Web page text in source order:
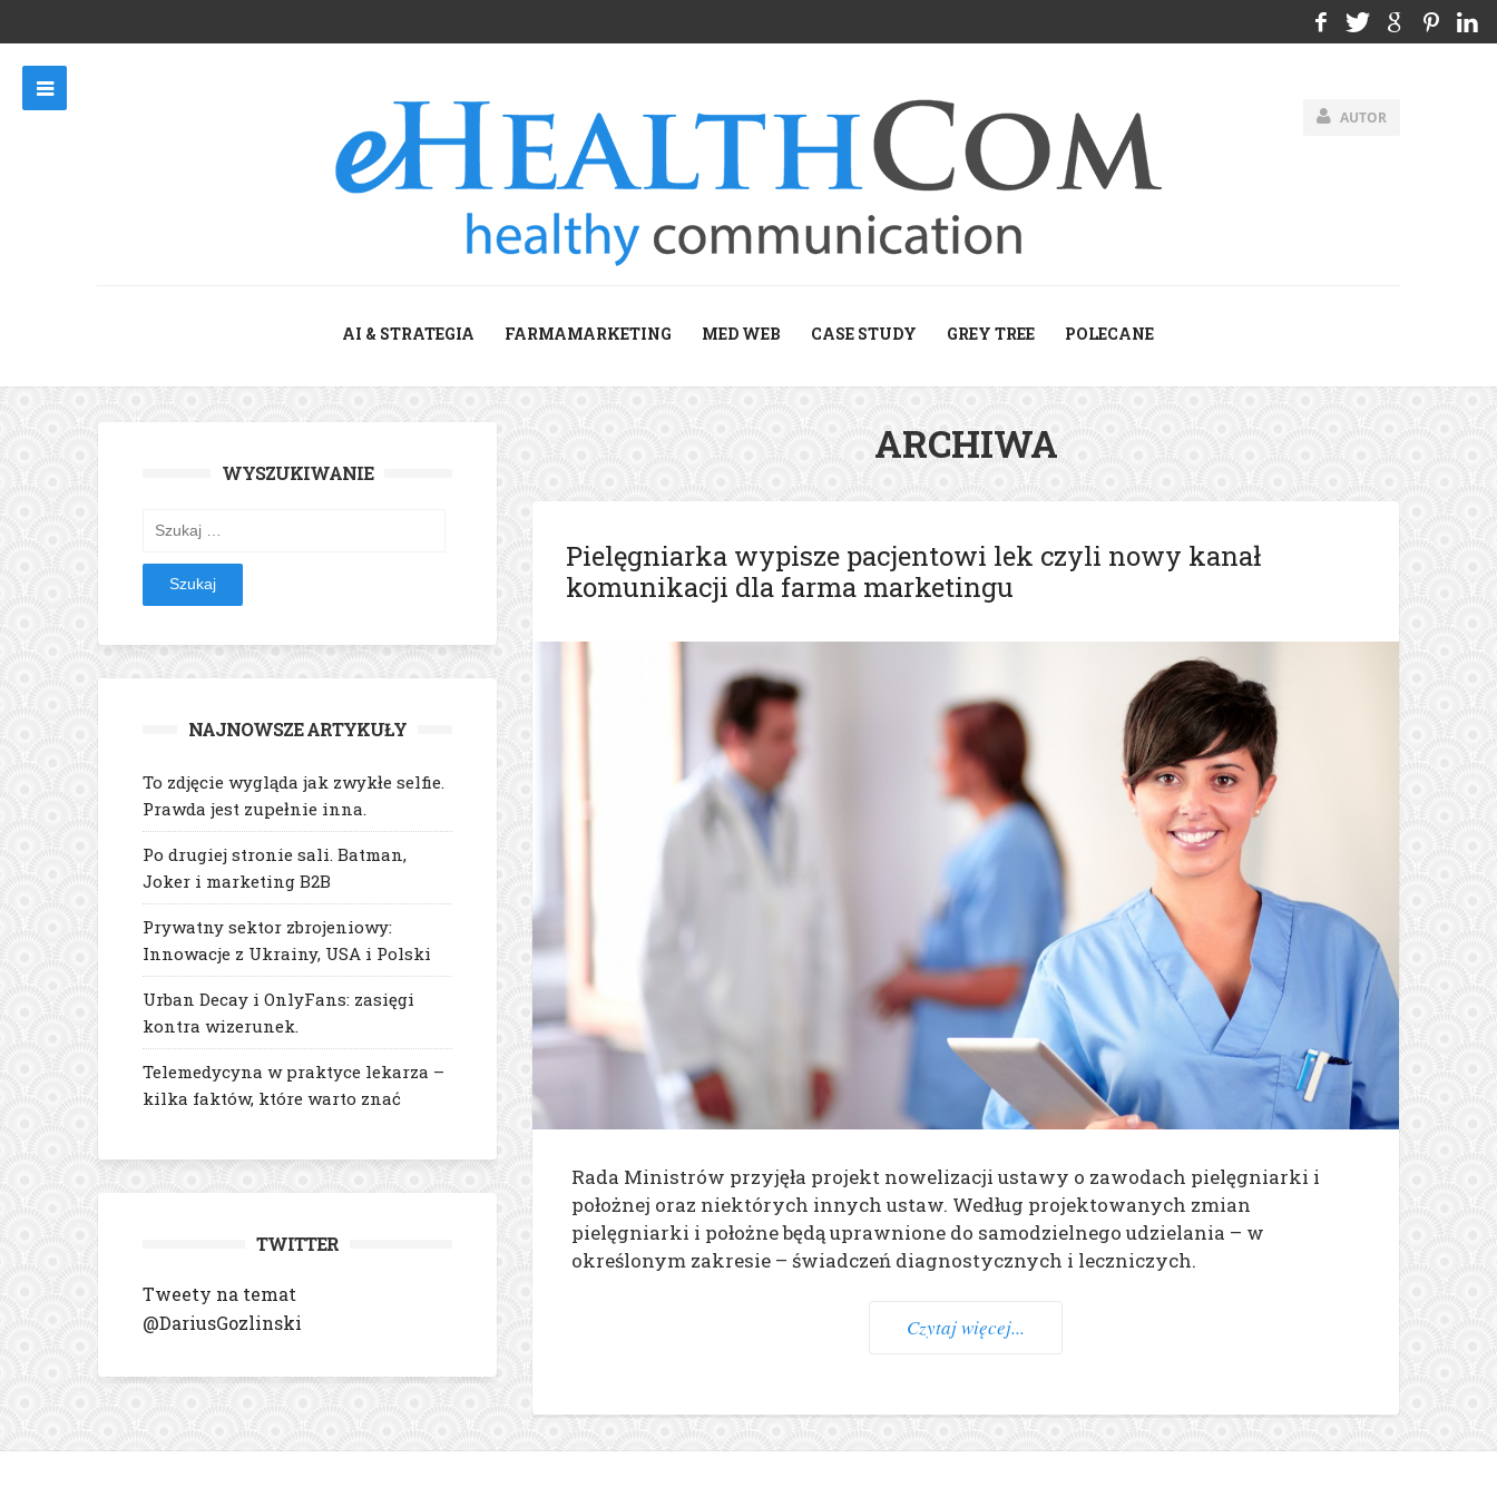
AUTOR
AI & STRATEGIA FARMAMARKETING MED WEB CASE STUDY GREY TREE POLECANE
ARCHIWA
Pielęgniarka wypisze pacjentowi lek czyli nowy kanał
komunikacji dla farma marketingu
Rada Ministrów przyjęła projekt nowelizacji ustawy o zawodach pielęgniarki i
położnej oraz niektórych innych ustaw. Według projektowanych zmian
pielęgniarki i położne będą uprawnione do samodzielnego udzielania – w
określonym zakresie – świadczeń diagnostycznych i leczniczych.
Czytaj więcej...
WYSZUKIWANIE
Szukaj:
NAJNOWSZE ARTYKUŁY
To zdjęcie wygląda jak zwykłe selfie.
Prawda jest zupełnie inna.
Po drugiej stronie sali. Batman,
Joker i marketing B2B
Prywatny sektor zbrojeniowy:
Innowacje z Ukrainy, USA i Polski
Urban Decay i OnlyFans: zasięgi
kontra wizerunek.
Telemedycyna w praktyce lekarza –
kilka faktów, które warto znać
TWITTER
Tweety na temat
@DariusGozlinski